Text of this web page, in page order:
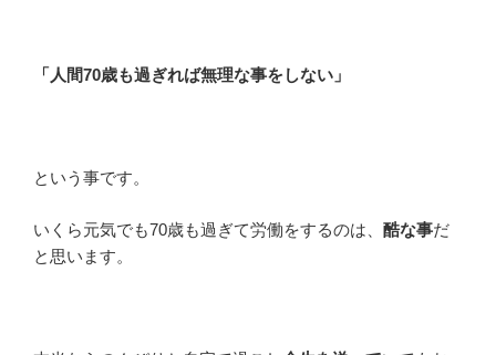
「人間70歳も過ぎれば無理な事をしない」
という事です。
いくら元気でも70歳も過ぎて労働をするのは、 酷な事だ
と思います。